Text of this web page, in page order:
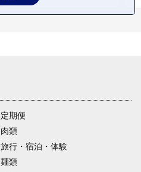
定期便
肉類
旅行・宿泊・体験
麺類